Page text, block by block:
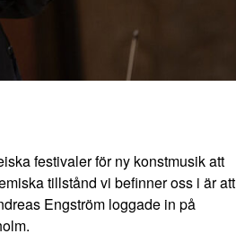
festivaler för ny konstmusik att
tillstånd vi befinner oss i är att
Engström loggade in på